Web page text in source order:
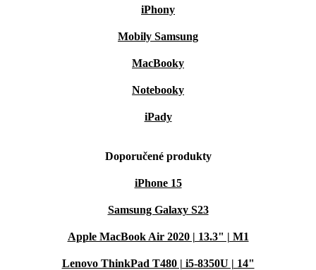
iPhony
Mobily Samsung
MacBooky
Notebooky
iPady
Doporučené produkty
iPhone 15
Samsung Galaxy S23
Apple MacBook Air 2020 | 13.3" | M1
Lenovo ThinkPad T480 | i5-8350U | 14"